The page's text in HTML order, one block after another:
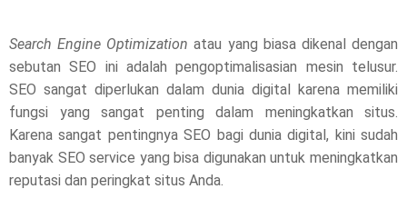
t
p
l
e
Search Engine Optimization atau yang biasa dikenal dengan
sebutan SEO ini adalah pengoptimalisasian mesin telusur.
SEO sangat diperlukan dalam dunia digital karena memiliki
fungsi yang sangat penting dalam meningkatkan situs.
Karena sangat pentingnya SEO bagi dunia digital, kini sudah
banyak SEO service yang bisa digunakan untuk meningkatkan
reputasi dan peringkat situs Anda.